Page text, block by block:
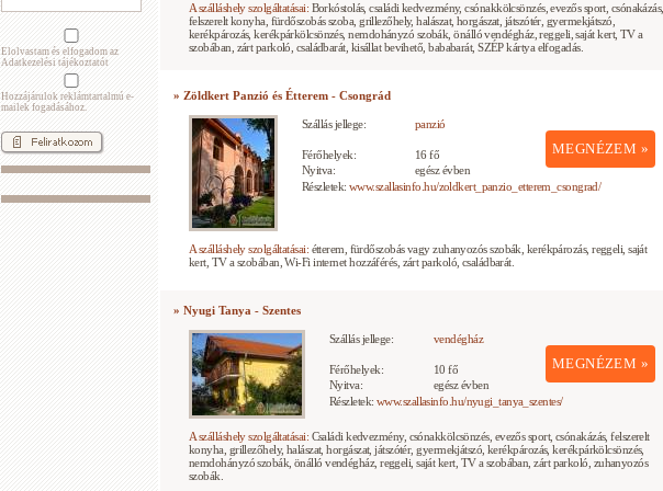
Elolvastam és elfogadom az
Adatkezelési tájékoztatót
Hozzájárulok reklámtartalmú e-
mailek fogadásához.
A szálláshely szolgáltatásai: Borkóstolás, családi kedvezmény, csónakkölcsönzés, evezős sport, csónakázás,
felszerelt konyha, fürdőszobás szoba, grillezőhely, halászat, horgászat, játszótér, gyermekjátszó,
kerékpározás, kerékpárkölcsönzés, nemdohányzó szobák, önálló vendégház, reggeli, saját kert, TV a
szobában, zárt parkoló, családbarát, kisállat bevihető, bababarát, SZÉP kártya elfogadás.
» Zöldkert Panzió és Étterem - Csongrád
Szállás jellege: panzió
MEGNÉZEM »
Férőhelyek:
16 fő
Nyitva:
egész évben
Részletek: www.szallasinfo.hu/zoldkert_panzio_etterem_csongrad/
A szálláshely szolgáltatásai: étterem, fürdőszobás vagy zuhanyozós szobák, kerékpározás, reggeli, saját
kert, TV a szobában, Wi-Fi internet hozzáférés, zárt parkoló, családbarát.
» Nyugi Tanya - Szentes
Szállás jellege: vendégház
MEGNÉZEM »
Férőhelyek:
10 fő
Nyitva:
egész évben
Részletek: www.szallasinfo.hu/nyugi_tanya_szentes/
A szálláshely szolgáltatásai: Családi kedvezmény, csónakkölcsönzés, evezős sport, csónakázás, felszerelt
konyha, grillezőhely, halászat, horgászat, játszótér, gyermekjátszó, kerékpározás, kerékpárkölcsönzés,
nemdohányzó szobák, önálló vendégház, reggeli, saját kert, TV a szobában, zárt parkoló, zuhanyozós
szobák.